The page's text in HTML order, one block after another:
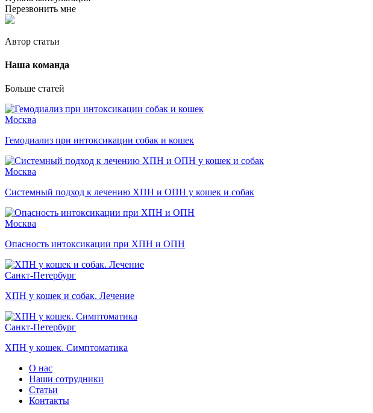
Перезвонить мне
Автор статьи
Наша команда
Больше статей
Москва
Гемодиализ при интоксикации собак и кошек
Москва
Системный подход к лечению ХПН и ОПН у кошек и собак
Москва
Опасность интоксикации при ХПН и ОПН
Санкт-Петербург
ХПН у кошек и собак. Лечение
Санкт-Петербург
ХПН у кошек. Симптоматика
О нас
Наши сотрудники
Статьи
Контакты